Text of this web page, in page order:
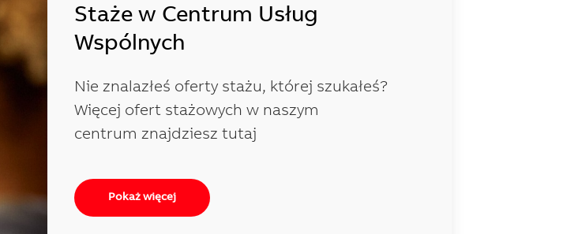
Staże w Centrum Usług
Wspólnych
Nie znalazłeś oferty stażu, której szukałeś?
Więcej ofert stażowych w naszym
centrum znajdziesz tutaj
Pokaż więcej